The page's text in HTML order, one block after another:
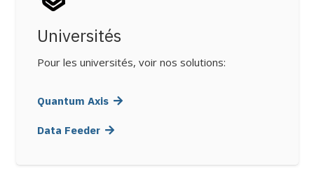
Universités
Pour les universités, voir nos solutions:
Quantum Axis
Data Feeder